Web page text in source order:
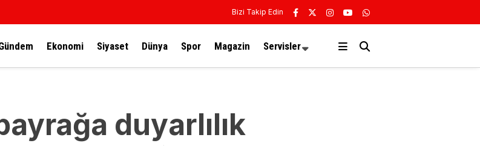
Bizi Takip Edin
Ekonomi Siyaset Dünya Spor Magazin Servisler
duyarlılık